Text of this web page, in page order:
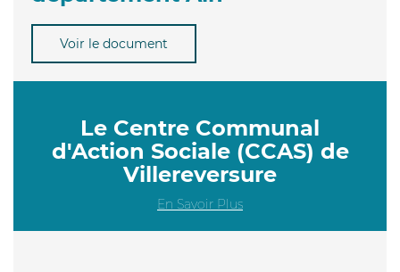
Voir le document
Le Centre Communal
d'Action Sociale (CCAS) de
Villereversure
En Savoir Plus